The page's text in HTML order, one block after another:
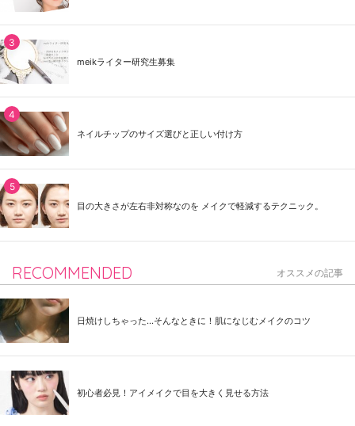
meikライター研究生募集
ネイルチップのサイズ選びと正しい付け方
目の大きさが左右非対称なのを メイクで軽減するテクニック。
RECOMMENDED オススメの記事
日焼けしちゃった...そんなときに！肌になじむメイクのコツ
初心者必見！アイメイクで目を大きく見せる方法